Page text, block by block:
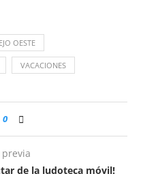
OESTE
VACACIONES
0
de la ludoteca móvil!